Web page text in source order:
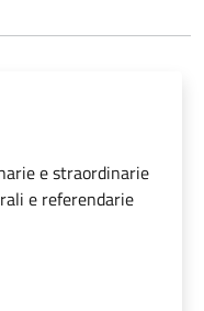
e straordinarie
e referendarie